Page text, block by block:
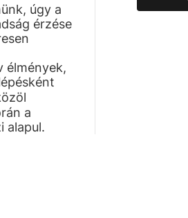
úgy a
érzése
élmények,
a
alapul.